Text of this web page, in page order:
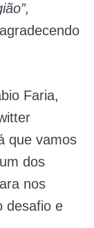
Faria,
que vamos
dos
nos
desafio e